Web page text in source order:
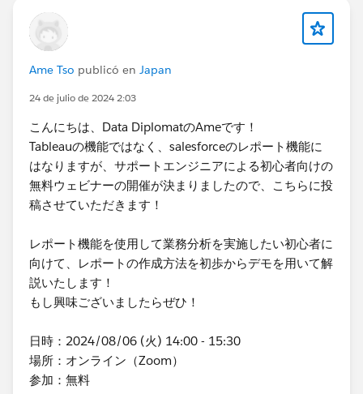
Ame Tso publicó en Japan
24 de julio de 2024 2:03
こんにちは、Data DiplomatのAmeです！
Tableauの機能ではなく、salesforceのレポート機能に
はなりますが、サポートエンジニアによる初心者向けの
無料ウェビナーの開催が決まりましたので、こちらに投
稿させていただきます！
レポート機能を使用して業務分析を実施したい初心者に
向けて、レポートの作成方法を初歩からデモを用いて解
説いたします！
もし興味ございましたらぜひ！
日時：2024/08/06 (火) 14:00 - 15:30
場所：オンライン（Zoom）
参加：無料